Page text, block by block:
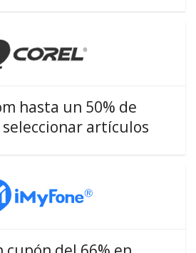
hasta un 50% de
artículos